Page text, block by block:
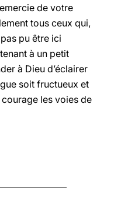
de votre
tous ceux qui,
pu être ici
à un petit
à Dieu d’éclairer
soit fructueux et
les voies de